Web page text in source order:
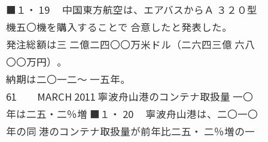
■１・ 19 中国東方航空は、エアバスからＡ ３２０型
機五〇機を購入することで 合意したと発表した。
発注総額は三 二億二四〇〇万米ドル（二六四三億 六八
〇〇万円）。
納期は二〇一二〜 一五年。
61 MARCH 2011 寧波舟山港のコンテナ取扱量 一〇
年は二五・二％増 ■１・ 20 寧波舟山港は、二〇一〇
年の同 港のコンテナ取扱量が前年比二五・ 二％増の一